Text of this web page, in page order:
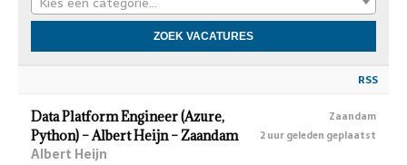
RSS
Data Platform Engineer (Azure,
Python) – Albert Heijn – Zaandam
Albert Heijn
Zaandam
2 uur geleden geplaatst